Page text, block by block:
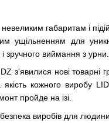
габаритам і
ущільненням для
зручного виймання з урни.
нові товарні
кожного виробу
пройде на ізі.
безпека виробів для